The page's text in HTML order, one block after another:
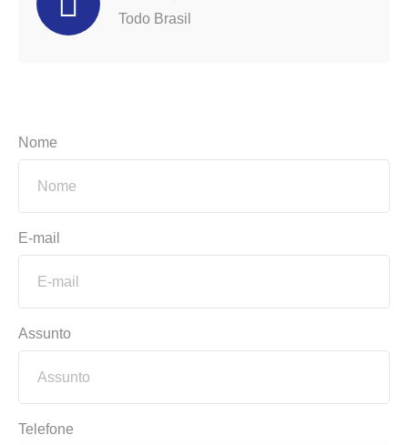
Todo Brasil
Nome
E-mail
Assunto
Telefone